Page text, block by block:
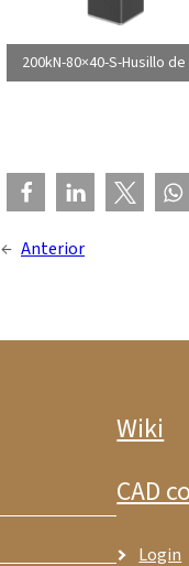
200kN-80×40-S-Husillo
← Anterior
Wiki
CAD
Login